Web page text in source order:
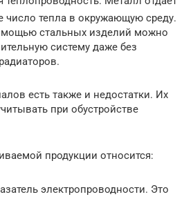
число тепла в окружающую среду.
стальных изделий можно
систему даже без
есть также и недостатки. Их
при обустройстве
продукции относится:
электропроводности. Это